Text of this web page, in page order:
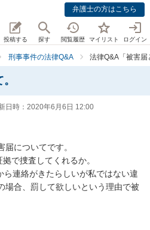
弁護士の方はこちら
投稿する 探す 閲覧履歴 マイリスト ログイン
刑事事件の法律Q&A 法律Q&A「被害
日時： 2020年6月6日 12:00
についてです。
で捜査してくれるか。
連絡がきたらしいが私ではない違
場合、罰して欲しいという理由で被